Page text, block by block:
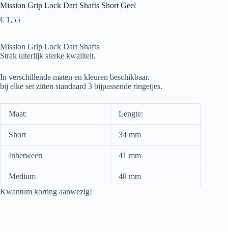
Mission Grip Lock Dart Shafts Short Geel
€ 1,55
Mission Grip Lock Dart Shafts
Strak uiterlijk sterke kwaliteit.
In verschillende maten en kleuren beschikbaar.
bij elke set zitten standaard 3 bijpassende ringetjes.
Maat: Lengte:
Short 34 mm
Inbetween 41 mm
Medium
48 mm
Kwantum korting aanwezig!